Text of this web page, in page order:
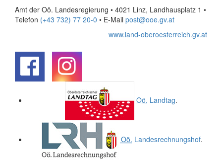
Amt der Oö. Landesregierung • 4021 Linz, Landhausplatz 1 •
Telefon (+43 732) 77 20-0 • E-Mail post@ooe.gv.at
www.land-oberoesterreich.gv.at
Oö. Landtag.
Oö. Landesrechnungshof.